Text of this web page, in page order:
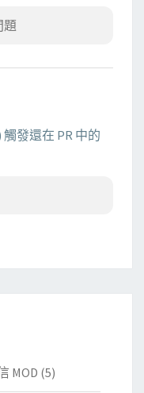
題
發還在 PR 中的
MOD (5)